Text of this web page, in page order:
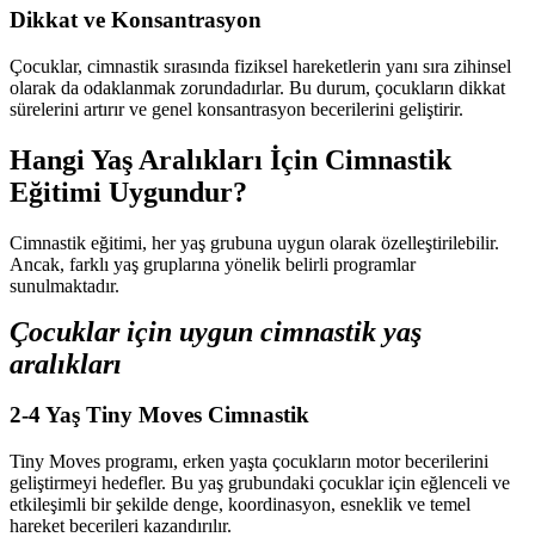
Dikkat ve Konsantrasyon
Çocuklar, cimnastik sırasında fiziksel hareketlerin yanı sıra zihinsel
olarak da odaklanmak zorundadırlar. Bu durum, çocukların dikkat
sürelerini artırır ve genel konsantrasyon becerilerini geliştirir.
Hangi Yaş Aralıkları İçin Cimnastik
Eğitimi Uygundur?
Cimnastik eğitimi, her yaş grubuna uygun olarak özelleştirilebilir.
Ancak, farklı yaş gruplarına yönelik belirli programlar
sunulmaktadır.
Çocuklar için uygun cimnastik yaş
aralıkları
2-4 Yaş Tiny Moves Cimnastik
Tiny Moves programı, erken yaşta çocukların motor becerilerini
geliştirmeyi hedefler. Bu yaş grubundaki çocuklar için eğlenceli ve
etkileşimli bir şekilde denge, koordinasyon, esneklik ve temel
hareket becerileri kazandırılır.